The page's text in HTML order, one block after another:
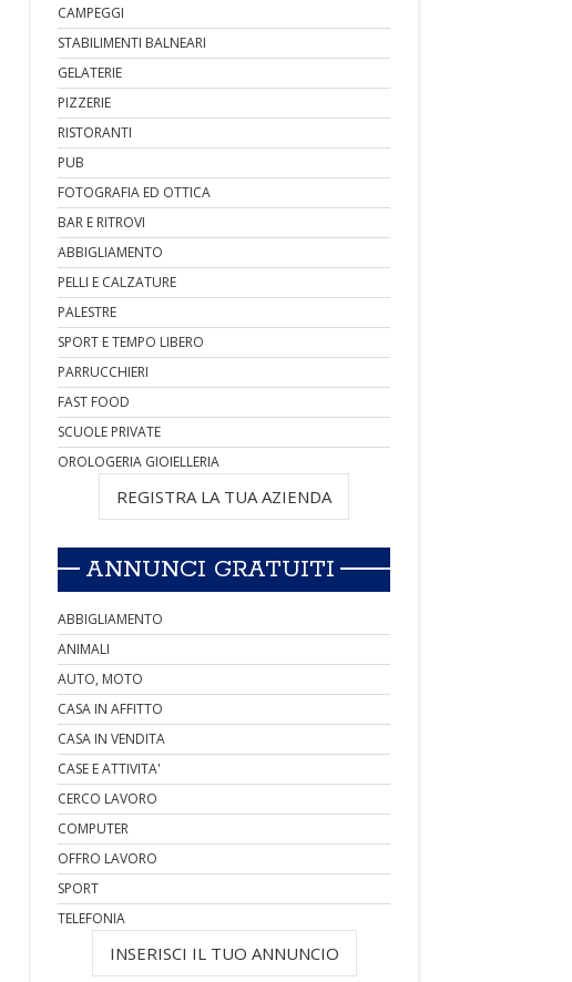
CAMPEGGI
STABILIMENTI BALNEARI
GELATERIE
PIZZERIE
RISTORANTI
PUB
FOTOGRAFIA ED OTTICA
BAR E RITROVI
ABBIGLIAMENTO
PELLI E CALZATURE
PALESTRE
SPORT E TEMPO LIBERO
PARRUCCHIERI
FAST FOOD
SCUOLE PRIVATE
OROLOGERIA GIOIELLERIA
REGISTRA LA TUA AZIENDA
ANNUNCI GRATUITI
ABBIGLIAMENTO
ANIMALI
AUTO, MOTO
CASA IN AFFITTO
CASA IN VENDITA
CASE E ATTIVITA'
CERCO LAVORO
COMPUTER
OFFRO LAVORO
SPORT
TELEFONIA
INSERISCI IL TUO ANNUNCIO